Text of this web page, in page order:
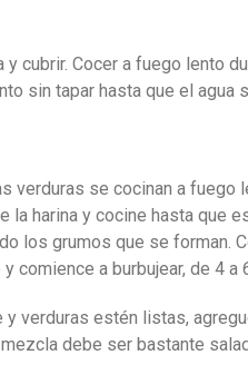
y cubrir. Cocer a fuego lento
sin tapar hasta que el agua
verduras se cocinan a fuego
la harina y cocine hasta que
los grumos que se forman.
comience a burbujear, de 4
y verduras estén listas,
debe ser bastante